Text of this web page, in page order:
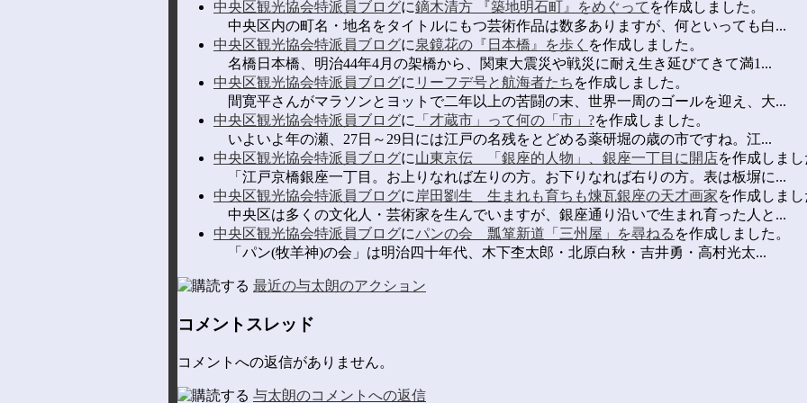
中央区観光協会特派員ブログに鏑木清方 『築地明石町』をめぐって を作成しました。
中央区内の町名・地名をタイトルにもつ芸術作品は数多ありますが、何といっても白...
中央区観光協会特派員ブログに泉鏡花の『日本橋』を歩く を作成しました。
名橋日本橋、明治44年4月の架橋から、関東大震災や戦災に耐え生き延びてきて満1...
中央区観光協会特派員ブログに リーフデ号と航海者たち を作成しました。
間寛平さんがマラソンとヨットで二年以上の苦闘の末、世界一周のゴールを迎え、大...
中央区観光協会特派員ブログに 「才蔵市」って何の「市」?を作成しました。
いよいよ年の瀬、27日～29日には江戸の名残をとどめる薬研堀の歳の市ですね。江...
中央区観光協会特派員ブログに山東京伝 「銀座的人物」、銀座一丁目に開店を作成しまし
「江戸京橋銀座一丁目。お上りなれば左りの方。お下りなれば右りの方。表は板塀に...
中央区観光協会特派員ブログに 岸田劉生 生まれも育ちも煉瓦銀座の天才画家を作成しまし
中央区は多くの文化人・芸術家を生んでいますが、銀座通り沿いで生まれ育った人と...
中央区観光協会特派員ブログにパンの会 瓢箪新道「三州屋」を尋ねる を作成しました。
「パン(牧羊神)の会」は明治四十年代、木下杢太郎・北原白秋・吉井勇・高村光太...
最近の与太朗のアクション
コメントスレッド
コメントへの返信がありません。
与太朗のコメントへの返信